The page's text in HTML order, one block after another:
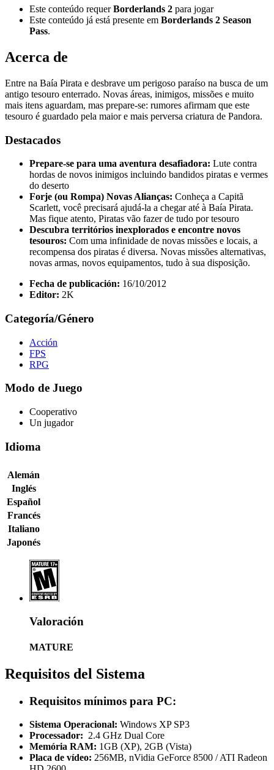
Este conteúdo requerBorderlands 2 para jogar
Este conteúdo já está presente em Borderlands 2 Season
Pass.
Acerca de
Entre na Baía Pirata e desbrave um perigoso paraíso na busca de um
antigo tesouro enterrado. Novas áreas, inimigos, missões e muito
mais itens aguardam, mas prepare-se: rumores afirmam que este
tesouro é guardado pela maior e mais perversa criatura de Pandora.
Destacados
Prepare-se para uma aventura desafiadora: Lute contra
hordas de novos inimigos incluindo bandidos piratas e vermes
do deserto
Forje (ou Rompa) Novas Alianças: Conheça a Capitã
Scarlett, você precisará ajudá-la a chegar até à Baía Pirata.
Mas fique atento, Piratas vão fazer de tudo por tesouro
Descubra territórios inexplorados e encontre novos
tesouros: Com uma infinidade de novas missões e locais, a
recompensa dos piratas é diversa. Novas missões alternativas,
novas armas, novos equipamentos, tudo à sua disposição.
Fecha de publicación: 16/10/2012
Editor: 2K
Categoría/Género
Acción
FPS
RPG
Modo de Juego
Cooperativo
Un jugador
Idioma
Alemán
Inglés
Español
Francés
Italiano
Japonés
Valoración
MATURE
Requisitos del Sistema
Requisitos mínimos para PC:
Sistema Operacional: Windows XP SP3
Processador: 2.4 GHz Dual Core
Memória RAM: 1GB (XP), 2GB (Vista)
Placa de vídeo: 256MB, nVidia GeForce 8500 / ATI Radeon